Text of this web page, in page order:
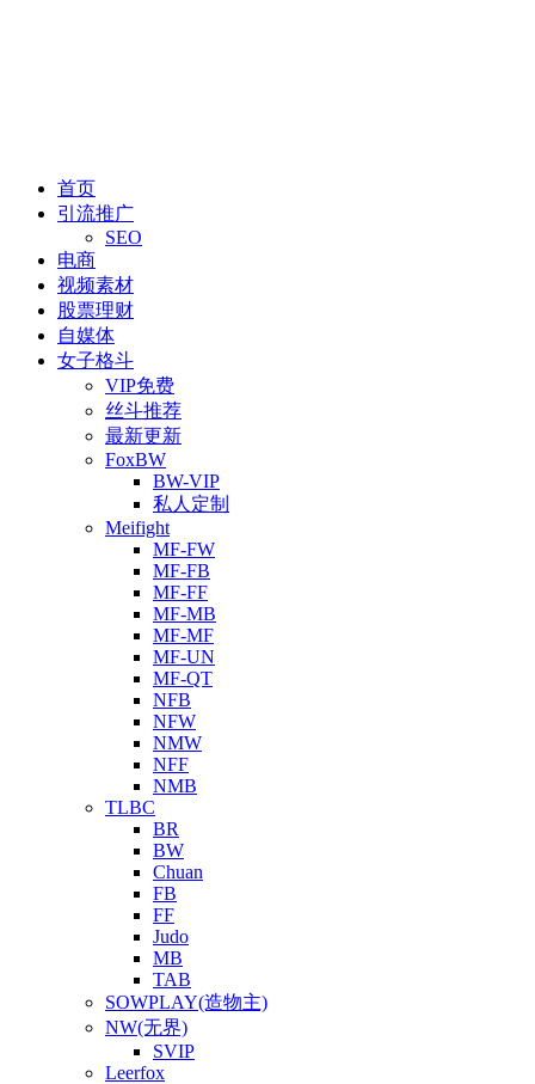
首页
引流推广
SEO
电商
视频素材
股票理财
自媒体
女子格斗
VIP免费
丝斗推荐
最新更新
FoxBW
BW-VIP
私人定制
Meifight
MF-FW
MF-FB
MF-FF
MF-MB
MF-MF
MF-UN
MF-QT
NFB
NFW
NMW
NFF
NMB
TLBC
BR
BW
Chuan
FB
FF
Judo
MB
TAB
SOWPLAY(造物主)
NW(无界)
SVIP
Leerfox